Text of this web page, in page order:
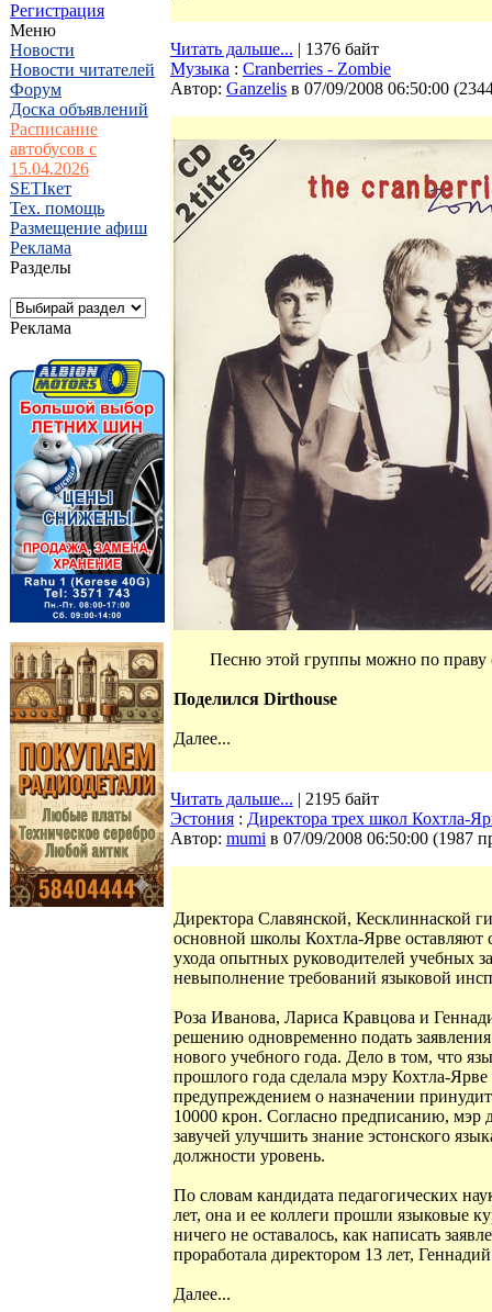
Регистрация
Меню
Новости
Новости читателей
Форум
Доска объявлений
Расписание
автобусов с
15.04.2026
SETIкет
Тех. помощь
Размещение афиш
Реклама
Разделы
Реклама
Читать дальше... | 1376 байт
Музыка : Cranberries - Zombie
Автор: Ganzelis в 07/09/2008 06:50:00 (
Песню этой группы можно по праву
Поделился Dirthouse
Далее...
Читать дальше... | 2195 байт
Эстония : Директора трех школ Кохтла-
Автор: mumi в 07/09/2008 06:50:00 (1987
Директора Славянской, Кесклиннаской
основной школы Кохтла-Ярве
ухода опытных руководителей учебных
невыполнение требований языковой
Роза Иванова, Лариса Кравцова и
решению одновременно подать
нового учебного года. Дело в том, что
прошлого года сделала мэру Кохтла-
предупреждением о назначении
10000 крон. Согласно предписанию, мэр
завучей улучшить знание эстонского
должности уровень.
По словам кандидата педагогических
лет, она и ее коллеги прошли языковые
ничего не оставалось, как написать
проработала директором 13 лет,
Далее...